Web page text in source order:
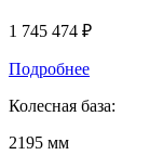
1 745 474 ₽
Подробнее
Колесная база:
2195 мм